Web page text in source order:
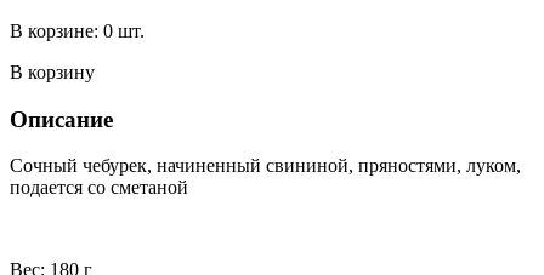
В корзине: 0 шт.
В корзину
Описание
Сочный чебурек, начиненный свининой, пряностями, луком,
подается со сметаной
Вес: 180 г